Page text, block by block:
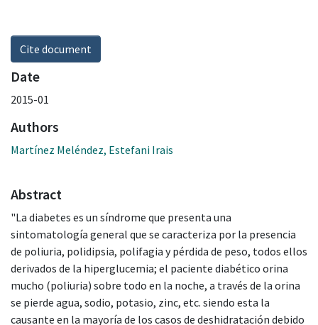
Cite document
Date
2015-01
Authors
Martínez Meléndez, Estefani Irais
Abstract
"La diabetes es un síndrome que presenta una
sintomatología general que se caracteriza por la presencia
de poliuria, polidipsia, polifagia y pérdida de peso, todos ellos
derivados de la hiperglucemia; el paciente diabético orina
mucho (poliuria) sobre todo en la noche, a través de la orina
se pierde agua, sodio, potasio, zinc, etc. siendo esta la
causante en la mayoría de los casos de deshidratación debido